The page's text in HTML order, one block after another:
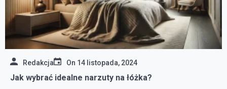
Redakcja On 14 listopada, 2024
Jak wybrać idealne narzuty na łóżka?